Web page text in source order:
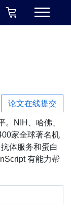
论文在线提交
。NIH、哈佛、
家全球著名机
体服务和蛋白
有能力帮